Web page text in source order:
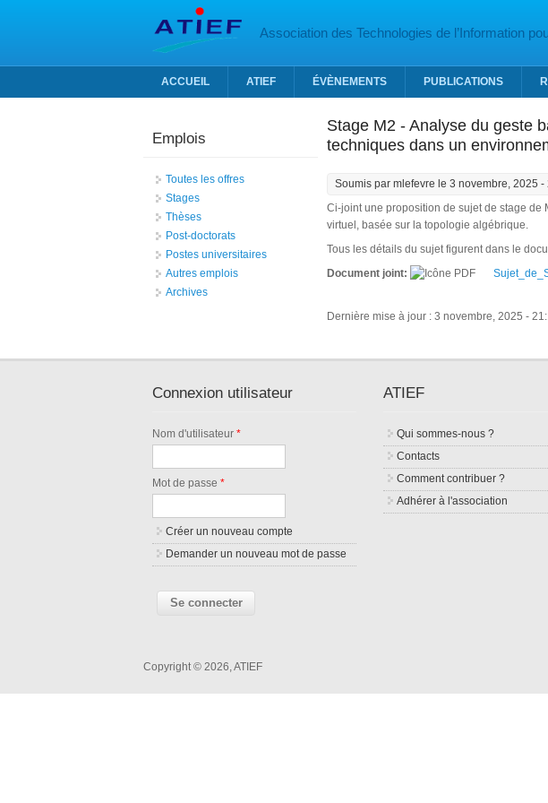
Association des Technologies de l’Information
ACCUEIL ATIEF ÉVÈNEMENTS PUBLICATIONS
Stage M2 - Analyse du geste
techniques dans un
Soumis par mlefevre le 3 novembre, 2025 -
Ci-joint une proposition de sujet de stage de
virtuel, basée sur la topologie algébrique.
Tous les détails du sujet figurent dans le
Document joint:
Dernière mise à jour : 3 novembre, 2025 -
Emplois
Toutes les offres
Stages
Thèses
Post-doctorats
Postes universitaires
Autres emplois
Archives
Connexion utilisateur
Nom d'utilisateur*
Mot de passe*
Créer un nouveau compte
Demander un nouveau mot de passe
ATIEF
Qui sommes-nous ?
Contacts
Comment contribuer ?
Adhérer à l'association
Copyright © 2026, ATIEF